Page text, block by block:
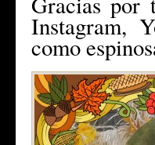
Instagram,
como